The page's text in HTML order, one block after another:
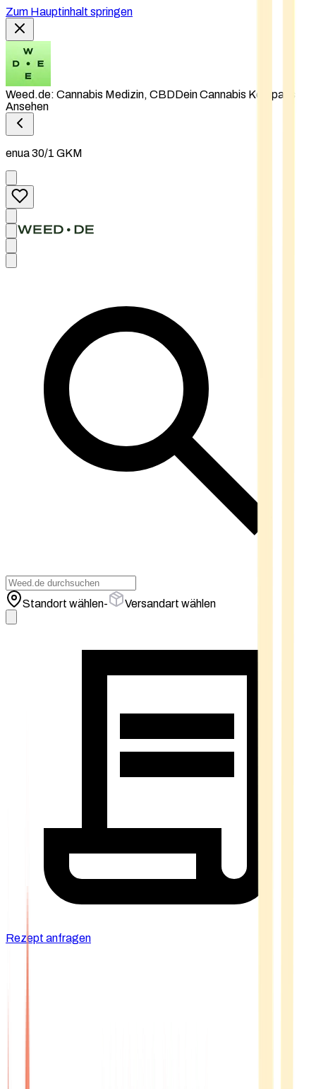
Zum Hauptinhalt springen
Weed.de: Cannabis Medizin, CBDDein Cannabis Kompass
Ansehen
enua 30/1 GKM
Standort wählen- Versandart wählen
Rezept anfragen